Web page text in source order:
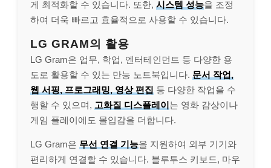
게 최적화할 수 있습니다. 또한, 시스템 성능을 조정
하여 더욱 빠르고 효율적으로 사용할 수 있습니다.
LG GRAM의 활용
LG Gram은 업무, 학업, 엔터테인먼트 등 다양한 용
도로 활용할 수 있는 만능 노트북입니다. 문서 작업,
웹 서핑, 프로그래밍, 영상 편집 등 다양한 작업을 수
행할 수 있으며, 고화질 디스플레이는 영화 감상이나
게임 플레이에도 몰입감을 더합니다.
LG Gram은 무선 연결 기능을 지원하여 외부 기기와
편리하게 연결할 수 있습니다. 블루투스 키보드, 마우